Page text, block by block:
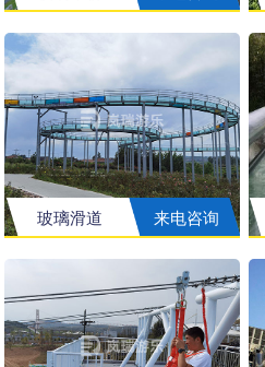
玻璃滑道 来电咨询